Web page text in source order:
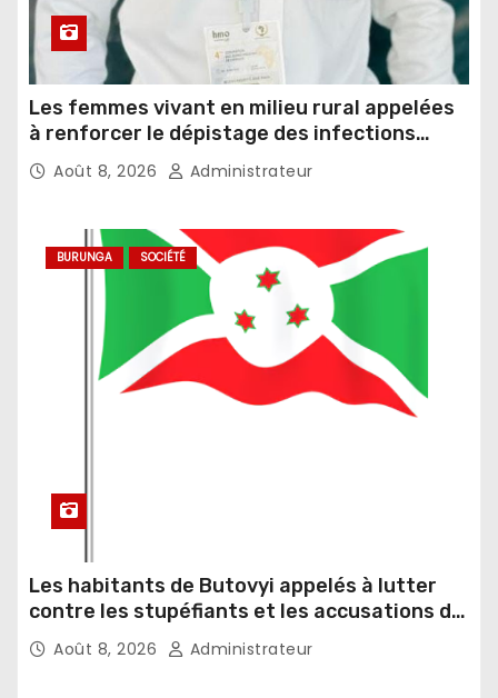
Les femmes vivant en milieu rural appelées
à renforcer le dépistage des infections
sexuellement transmissibles
Août 8, 2026 Administrateur
BURUNGA SOCIÉTÉ
Les habitants de Butovyi appelés à lutter
contre les stupéfiants et les accusations de
sorcellerie
Août 8, 2026 Administrateur